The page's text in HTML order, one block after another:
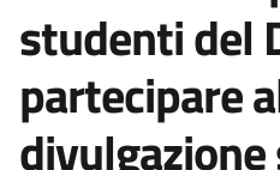
studenti del
partecipare